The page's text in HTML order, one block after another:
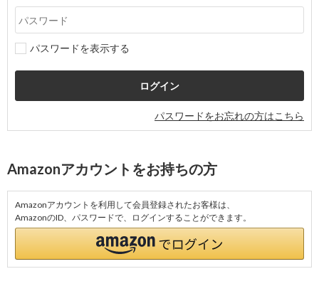
パスワードを表示する
パスワードをお忘れの方はこちら
Amazonアカウントをお持ちの方
Amazonアカウントを利用して会員登録されたお客様は、
AmazonのID、パスワードで、ログインすることができます。